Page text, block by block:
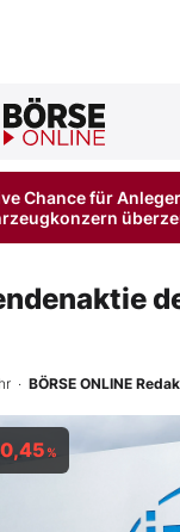
Ausgabe BÖRSE
Chance für
· BÖRSE ONLINE
%